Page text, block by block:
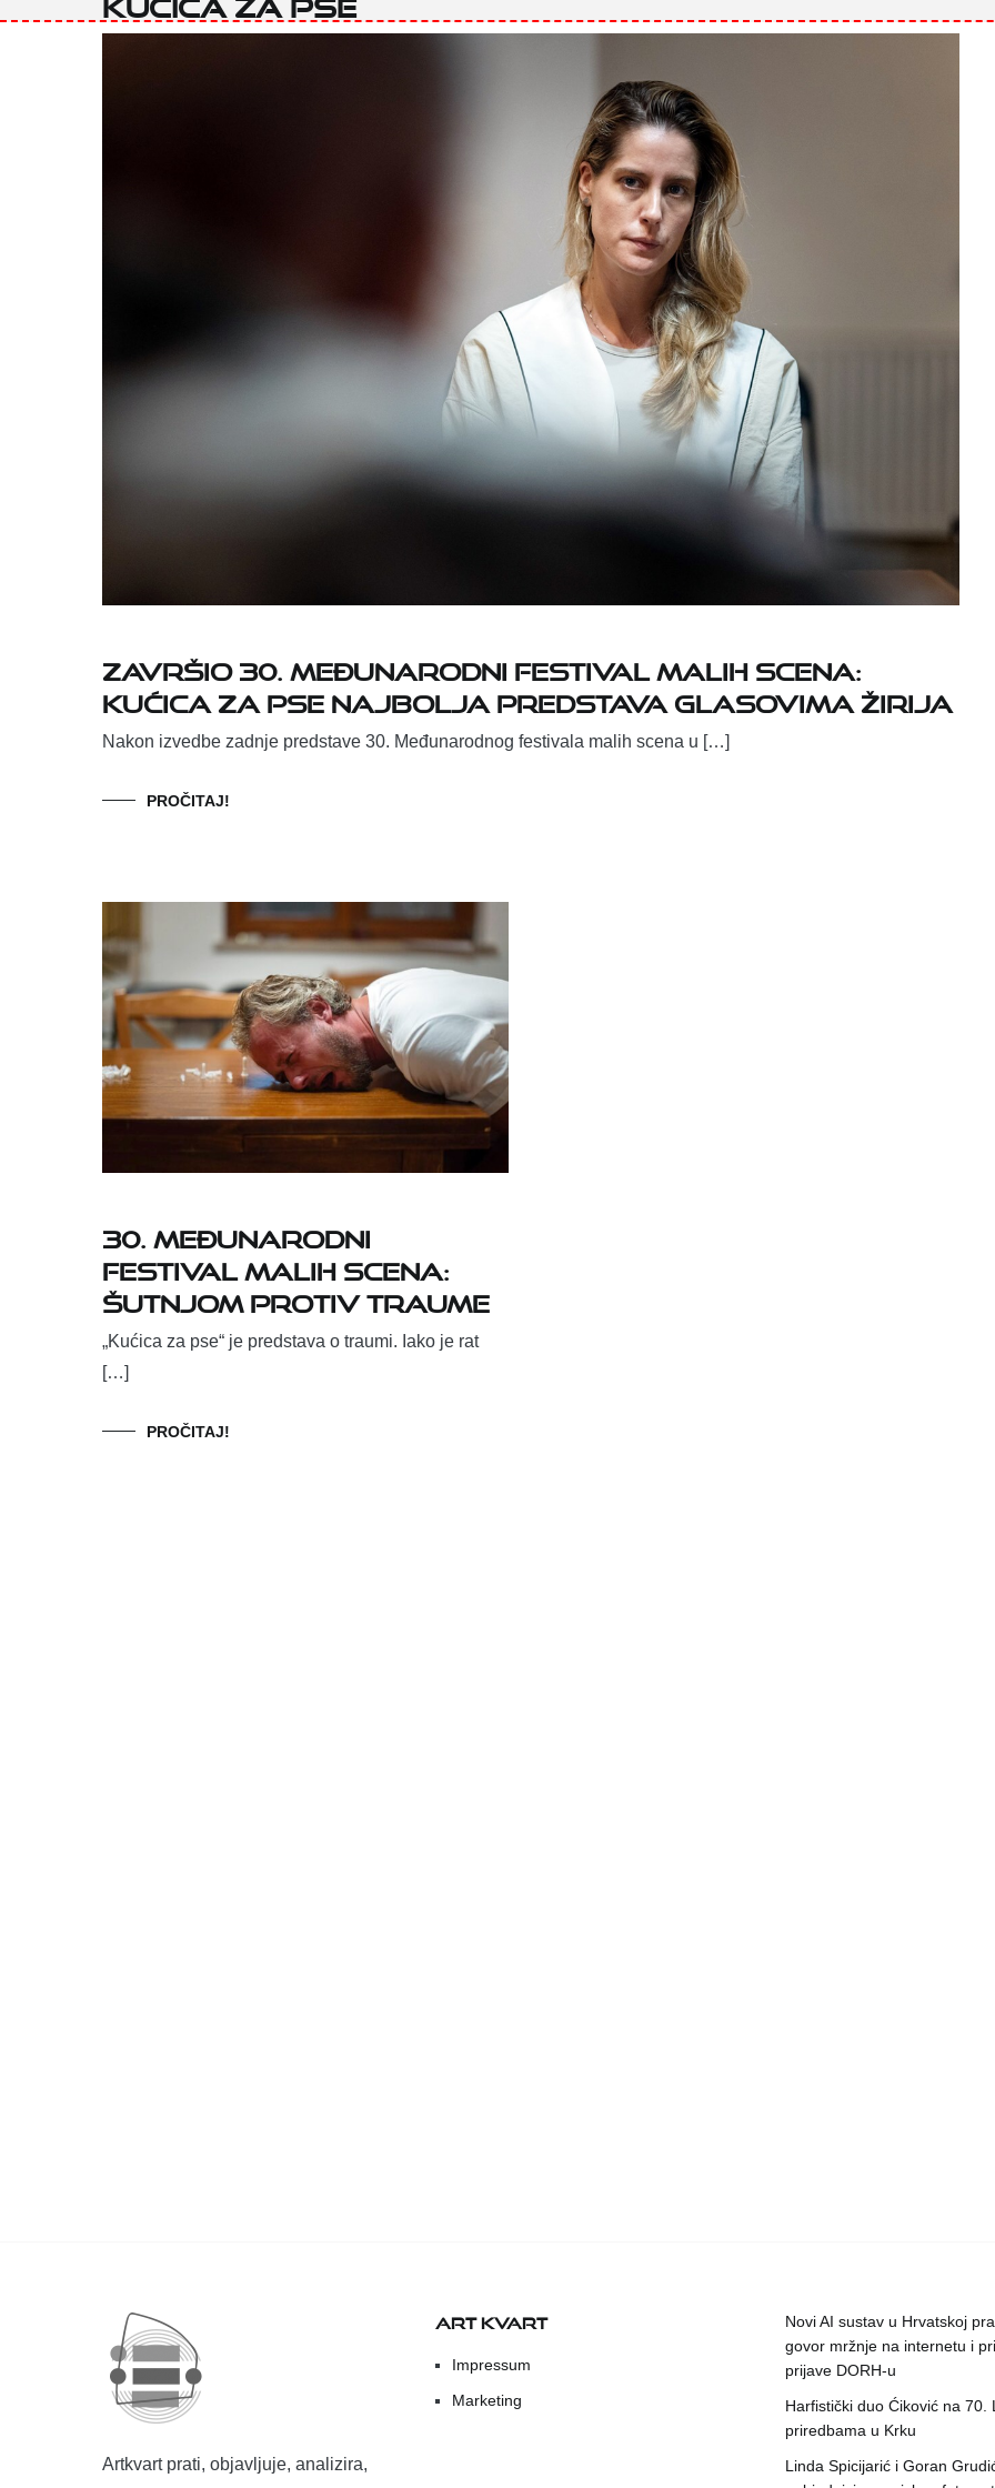
ZAVRŠIO 30. MEĐUNARODNI FESTIVAL MALIH SCENA:
KUĆICA ZA PSE NAJBOLJA PREDSTAVA GLASOVIMA ŽIRIJA
Nakon izvedbe zadnje predstave 30. Međunarodnog festivala malih scena u […]
PROČITAJ!
30. MEĐUNARODNI
FESTIVAL MALIH SCENA:
ŠUTNJOM PROTIV TRAUME
„Kućica za pse“ je predstava o traumi. Iako je rat
[…]
PROČITAJ!
Artkvart prati, objavljuje, analizira,
ART KVART
Impressum
Marketing
Novi AI sustav u Hrvatskoj
govor mržnje na internetu i
prijave DORH-u
Harfistički duo Ćiković na 70.
priredbama u Krku
Linda Spicijarić i Goran